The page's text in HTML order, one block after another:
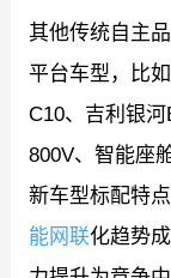
其他传统自主
平台车型，比
C10、吉利银河
800V、智能座
新车型标配特
能网联化趋势